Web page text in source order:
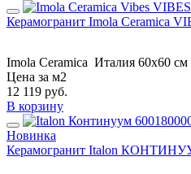
Керамогранит Imola Ceramica
Imola Ceramica Италия 60x60 см
Цена за м2
12 119 руб.
В корзину
Новинка
Керамогранит Italon